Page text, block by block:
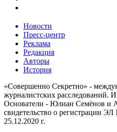
Новости
Пресс-центр
Реклама
Редакция
Авторы
История
«Совершенно Секретно» -
журналистских расследований.
Основатели - Юлиан Семёнов и
свидетельство о регистрации
25.12.2020 г.